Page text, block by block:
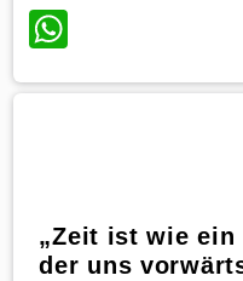
WhatsApp
„Zeit ist wie ein
der uns